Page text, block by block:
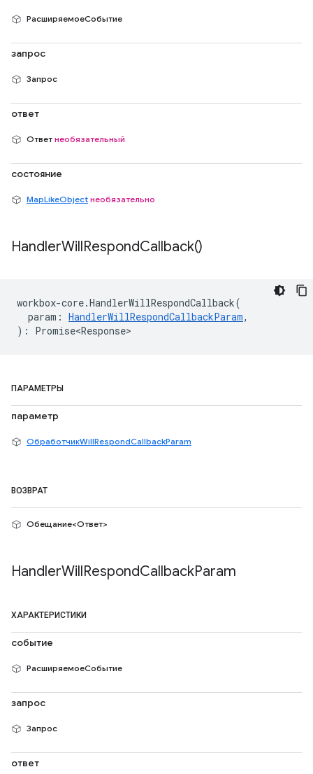
РасширяемоеСобытие
запрос
Запрос
ответ
Ответ необязательный
состояние
MapLikeObject необязательно
HandlerWillRespondCallback()
workbox-core.HandlerWillRespondCallback(
param : HandlerWillRespondCallbackParam,
) : Promise<Response>
ПАРАМЕТРЫ
параметр
ОбработчикWillRespondCallbackParam
ВОЗВРАТ
Обещание<Ответ>
HandlerWillRespondCallbackParam
ХАРАКТЕРИСТИКИ
событие
РасширяемоеСобытие
запрос
Запрос
ответ